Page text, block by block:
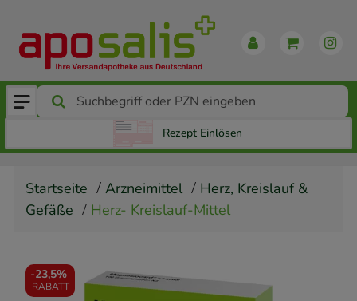
Rezept Einlösen
Startseite Arzneimittel
Herz, Kreislauf &
Gefäße
Herz- Kreislauf-Mittel
-23,5%
RABATT